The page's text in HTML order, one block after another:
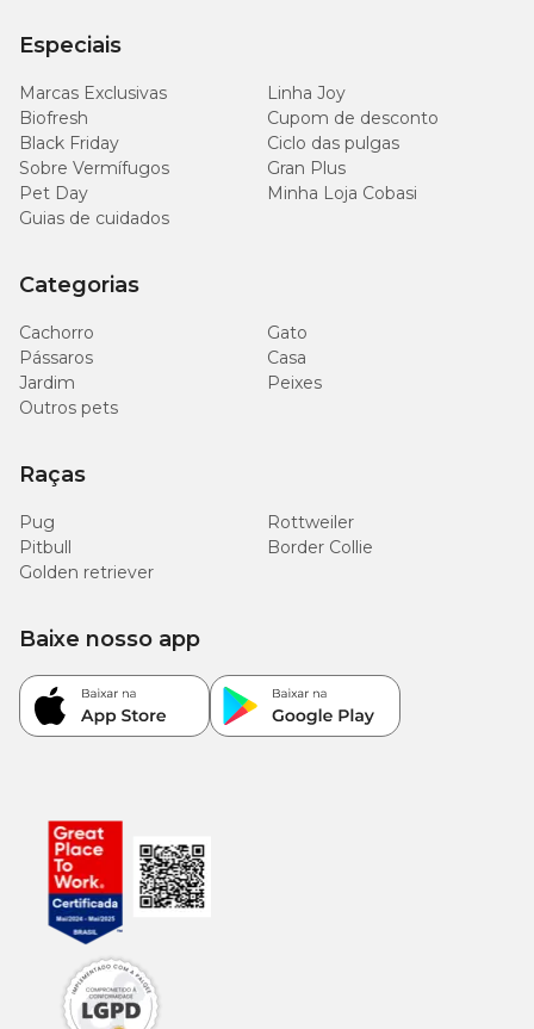
Especiais
Marcas Exclusivas
Linha Joy
Biofresh
Cupom de desconto
Black Friday
Ciclo das pulgas
Sobre Vermífugos
Gran Plus
Pet Day
Minha Loja Cobasi
Guias de cuidados
Categorias
Cachorro
Gato
Pássaros
Casa
Jardim
Peixes
Outros pets
Raças
Pug
Rottweiler
Pitbull
Border Collie
Golden retriever
Baixe nosso app